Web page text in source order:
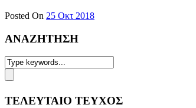
Posted On 25 Οκτ 2018
ΑΝΑΖΗΤΗΣΗ
ΤΕΛΕΥΤΑΙΟ ΤΕΥΧΟΣ